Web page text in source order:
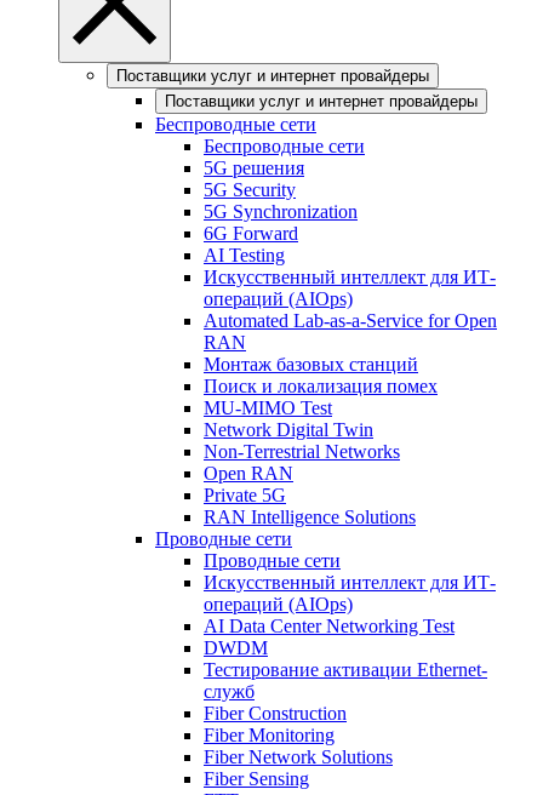
Поставщики услуг и интернет провайдеры
Поставщики услуг и интернет провайдеры
Беспроводные сети
Беспроводные сети
5G решения
5G Security
5G Synchronization
6G Forward
AI Testing
Искусственный интеллект для ИТ-
операций (AIOps)
Automated Lab-as-a-Service for Open
RAN
Монтаж базовых станций
Поиск и локализация помех
MU-MIMO Test
Network Digital Twin
Non-Terrestrial Networks
Open RAN
Private 5G
RAN Intelligence Solutions
Проводные сети
Проводные сети
Искусственный интеллект для ИТ-
операций (AIOps)
AI Data Center Networking Test
DWDM
Тестирование активации Ethernet-
служб
Fiber Construction
Fiber Monitoring
Fiber Network Solutions
Fiber Sensing